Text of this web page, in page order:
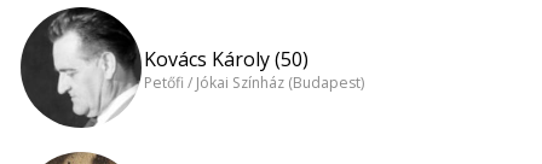
Kovács Károly (50)
Petőfi / Jókai Színház (Budapest)